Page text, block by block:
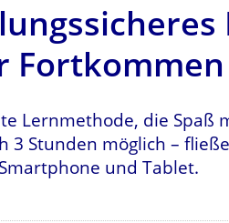
Lernmethode, die Spaß
Stunden möglich –
und Tablet.